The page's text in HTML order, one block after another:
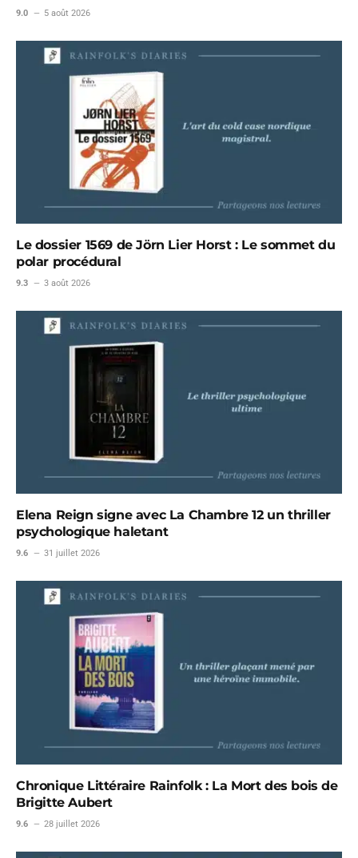
9.0 5 août 2026
Le dossier 1569 de Jörn Lier Horst : Le sommet du
polar procédural
9.3 3 août 2026
Elena Reign signe avec La Chambre 12 un thriller
psychologique haletant
9.6 31 juillet 2026
Chronique Littéraire Rainfolk : La Mort des bois de
Brigitte Aubert
9.6 28 juillet 2026